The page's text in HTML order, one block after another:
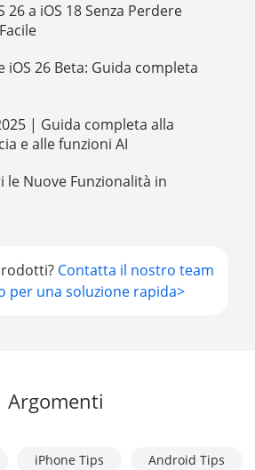
26 a iOS 18 Senza Perdere
iOS 26 Beta: Guida completa
| Guida completa alla
e alle funzioni AI
le Nuove Funzionalità in
Contatta il nostro team
per una soluzione rapida>
Argomenti
iPhone Tips Android Tips